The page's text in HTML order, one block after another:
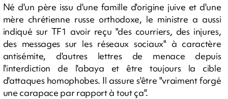
Né d'un père issu d'une famille d'origine juive et d'une
mère chrétienne russe orthodoxe, le ministre a aussi
indiqué sur TF1 avoir reçu "des courriers, des injures,
des messages sur les réseaux sociaux" à caractère
antisémite, d'autres lettres de menace depuis
l'interdiction de l'abaya et être toujours la cible
d'attaques homophobes. Il assure s'être "vraiment forgé
une carapace par rapport à tout ça".